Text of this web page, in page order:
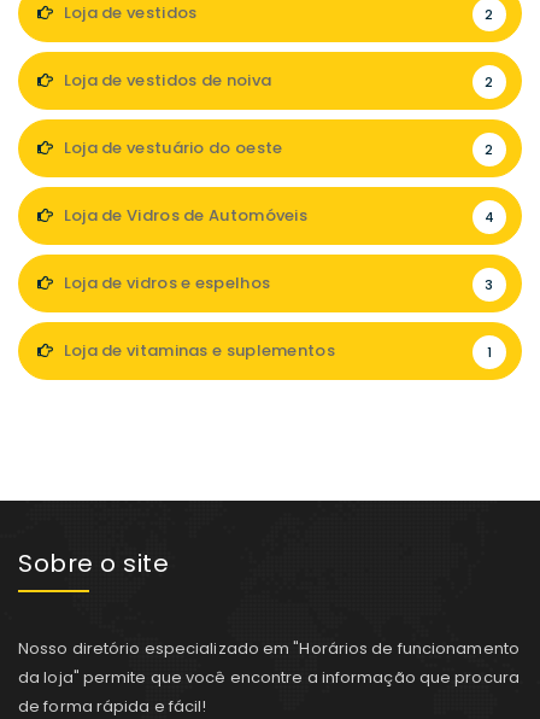
Loja de vestidos 2
Loja de vestidos de noiva 2
Loja de vestuário do oeste 2
Loja de Vidros de Automóveis 4
Loja de vidros e espelhos 3
Loja de vitaminas e suplementos 1
Sobre o site
Nosso diretório especializado em "Horários de funcionamento
da loja" permite que você encontre a informação que procura
de forma rápida e fácil!